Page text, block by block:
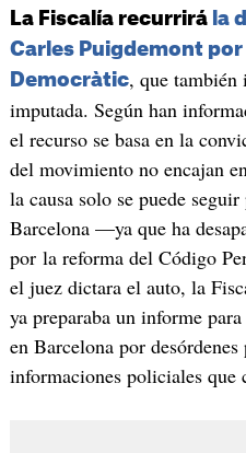
La Fiscalía recurrirá la
Carles Puigdemont por
Democràtic, que también
imputada. Según han
el recurso se basa en la
del movimiento no encajan
la causa solo se puede
Barcelona —ya que ha
por la reforma del Código
el juez dictara el auto, la
ya preparaba un informe
en Barcelona por
informaciones policiales que